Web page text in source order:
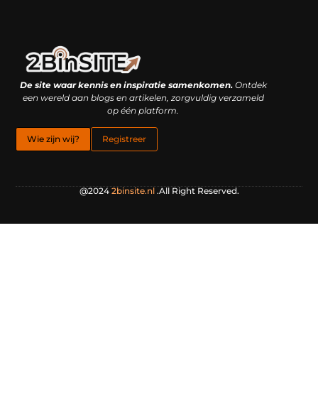
De site waar kennis en inspiratie samenkomen.Ontdek
een wereld aan blogs en artikelen, zorgvuldig verzameld
op één platform.
Wie zijn wij? Registreer
@2024 2binsite.nl.All Right Reserved.